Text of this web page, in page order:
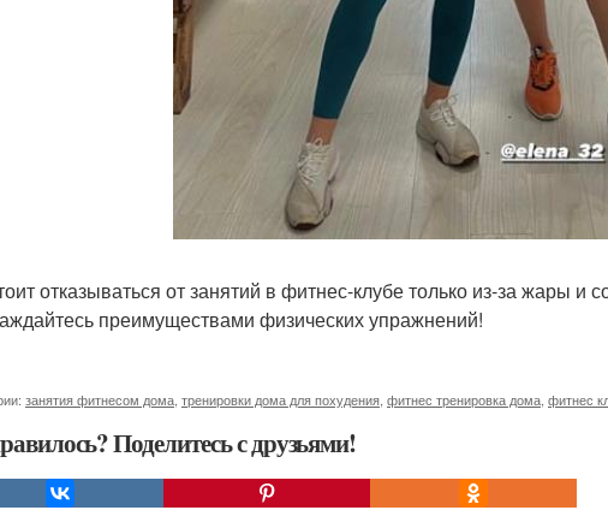
отказываться от занятий в фитнес-клубе только из-за жары
преимуществами физических упражнений!
занятия фитнесом дома тренировки дома для похудения фитнес тренировка дома фитнес
Поделитесь с друзьями!